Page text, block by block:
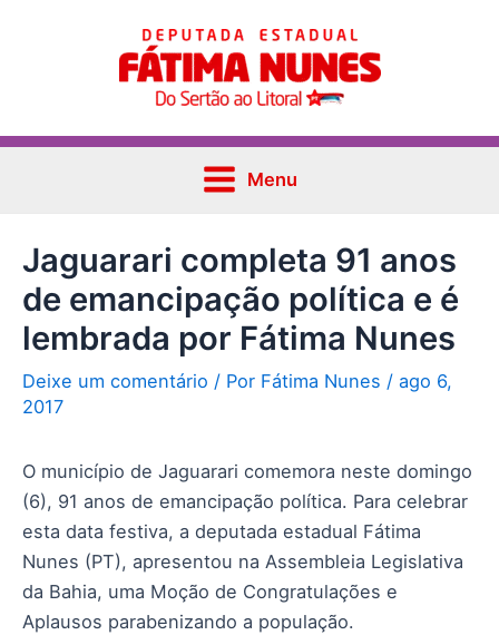
Main
Menu
Menu
Jaguarari completa 91 anos
de emancipação política e é
lembrada por Fátima Nunes
Deixe um comentário / Por Fátima Nunes / ago 6,
2017
O município de Jaguarari comemora neste domingo
(6), 91 anos de emancipação política. Para celebrar
esta data festiva, a deputada estadual Fátima
Nunes (PT), apresentou na Assembleia Legislativa
da Bahia, uma Moção de Congratulações e
Aplausos parabenizando a população.